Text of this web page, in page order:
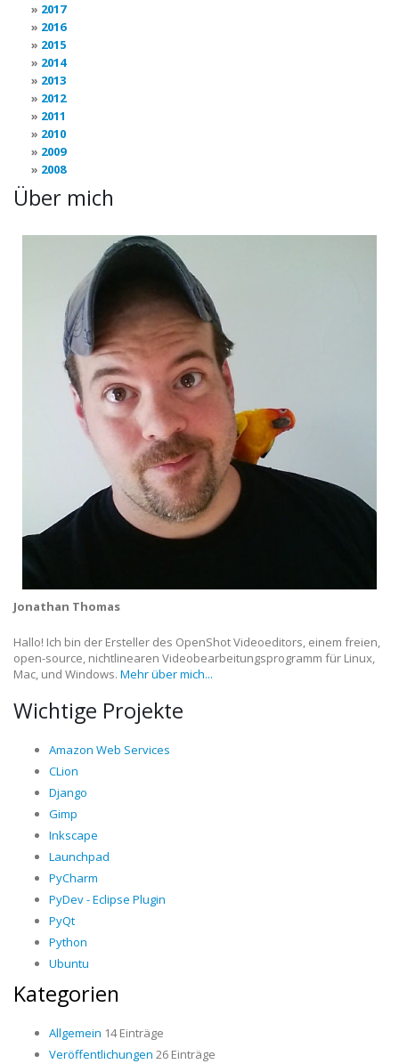
2017
2016
2015
2014
2013
2012
2011
2010
2009
2008
Über mich
Jonathan Thomas
Hallo! Ich bin der Ersteller des OpenShot Videoeditors, einem freien,
open-source, nichtlinearen Videobearbeitungsprogramm für Linux,
Mac, und Windows. Mehr über mich...
Wichtige Projekte
Amazon Web Services
CLion
Django
Gimp
Inkscape
Launchpad
PyCharm
PyDev - Eclipse Plugin
PyQt
Python
Ubuntu
Kategorien
Allgemein 14 Einträge
Veröffentlichungen 26 Einträge